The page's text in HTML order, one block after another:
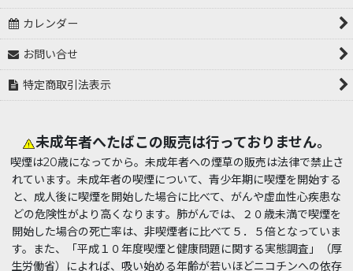
カレンダー
お問い合せ
特定商取引法表示
未成年者へたばこの販売は行っておりません。
喫煙は20歳になってから。未成年者への煙草の販売は法律で禁止さ
れています。未成年者の喫煙について、青少年期に喫煙を開始する
と、成人後に喫煙を開始した場合に比べて、がんや虚血性心疾患な
どの危険性がより高くなります。肺がんでは、２０歳未満で喫煙を
開始した場合の死亡率は、非喫煙者に比べて５．５倍となっていま
す。また、「平成１０年度喫煙と健康問題に関する実態調査」（厚
生労働省）によれば、吸い始める年齢が若いほどニコチンへの依存